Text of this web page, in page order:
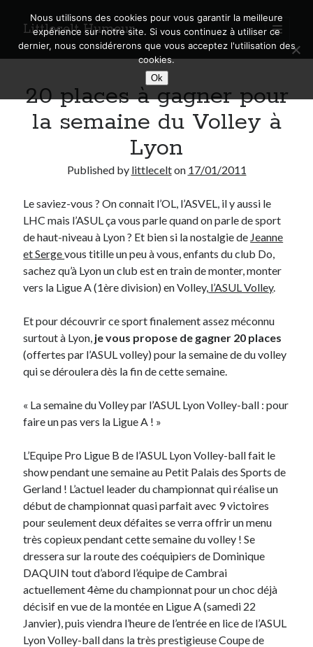
Littlecelt Humeur
open
primary
menu
Sidebar
Search
Municipales 2026 : Lyon, Métropole et Caluire, mon choix pour l’avenir
Explorez les Chemins Enchantés à Vélo : Aventures Familiales près de
Lyon !
Quel Lyonnais es-tu, Renaud Ducher ?
A quand une véritable place pour le vélo à Caluire dans la Métropole de
Derniers Commentaires
Entretien ménagerdansT’as vu quoi ? #52
littleceltdansComment j’ai opéré ma vélorution toute personnelle
Anthonydans Comment j’ai opéré ma vélorution toute personnelle
personnelle
Commentaires récents
Entretien ménagerdansT’as vu quoi ? #52
JF dansC’était pas mieux avant… à Lyon
littleceltdansComment j’ai opéré ma vélorution toute personnelle
Anthony dansComment j’ai opéré ma vélorution toute personnelle
Renaud DucherdansComment j’ai opéré ma vélorution toute
personnelle
20 places à gagner pour
la semaine du Volley à
Lyon
Published by littlecelton 17/01/2011
Le saviez-vous ? On connait l’OL, l’ASVEL, il y aussi le
LHC mais l’ASUL ça vous parle quand on parle de sport
de haut-niveau à Lyon ? Et bien si la nostalgie de Jeanne
et Sergevous titille un peu à vous, enfants du club Do,
sachez qu’à Lyon un club est en train de monter, monter
vers la Ligue A (1ère division) en Volley, l’ASUL Volley.
Et pour découvrir ce sport finalement assez méconnu
surtout à Lyon, je vous propose de gagner 20 places
(offertes par l’ASUL volley) pour la semaine de du volley
qui se déroulera dès la fin de cette semaine.
« La semaine du Volley par l’ASUL Lyon Volley-ball : pour
faire un pas vers la Ligue A ! »
L’Equipe Pro Ligue B de l’ASUL Lyon Volley-ball fait le
show pendant une semaine au Petit Palais des Sports de
Gerland ! L’actuel leader du championnat qui réalise un
début de championnat quasi parfait avec 9 victoires
pour seulement deux défaites se verra offrir un menu
très copieux pendant cette semaine du volley ! Se
dressera sur la route des coéquipiers de Dominique
DAQUIN tout d’abord l’équipe de Cambrai
actuellement 4ème du championnat pour un choc déjà
décisif en vue de la montée en Ligue A (samedi 22
Janvier), puis viendra l’heure de l’entrée en lice de l’ASUL
Lyon Volley-ball dans la très prestigieuse Coupe de
Nous utilisons des cookies pour vous garantir la meilleure
expérience sur notre site. Si vous continuez à utiliser ce
dernier, nous considérerons que vous acceptez l'utilisation des
cookies.
Ok